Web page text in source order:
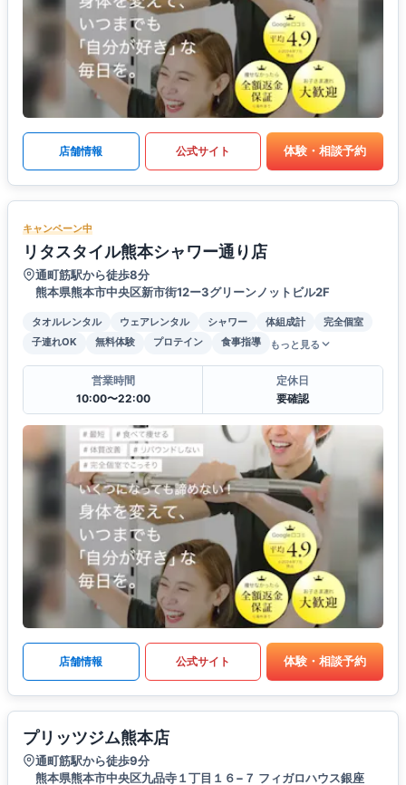
店舗情報 公式サイト 体験・相談予約
キャンペーン中
リタスタイル熊本シャワー通り店
通町筋駅から徒歩8分
熊本県熊本市中央区新市街12ー3グリーンノットビル2F
タオルレンタル ウェアレンタル シャワー 体組成計
完全個室
子連れOK
無料体験 プロテイン 食事指導 もっと見る
営業時間
10:00〜22:00
定休日
要確認
店舗情報 公式サイト 体験・相談予約
プリッツジム熊本店
通町筋駅から徒歩9分
熊本県熊本市中央区九品寺１丁目１６−７ フィガロハウス銀座